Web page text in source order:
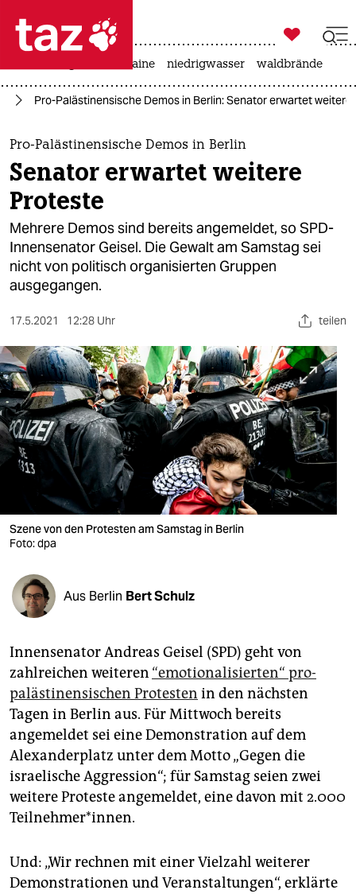
 taz zahl ich
taz zahl ich
themen
politik
öko
gesellschaft
kultur
sport
berlin
nord
wahrheit
verlag
verlag
veranstaltungen
fragen & hilfe
unterstützen
abo
genossenschaft
epaper login

taz zahl ich
krieg in der ukraine niedrigwasser waldbrände
Pro-Palästinensische Demos in Berlin: Senator erwartet
Pro-Palästinensische Demos in Berlin
Senator erwartet weitere
Proteste
Mehrere Demos sind bereits angemeldet, so SPD-
Innensenator Geisel. Die Gewalt am Samstag sei
nicht von politisch organisierten Gruppen
ausgegangen.
17.5.2021 12:28 Uhr teilen
Szene von den Protesten am Samstag in Berlin
Foto: dpa
Aus Berlin Bert Schulz
Innensenator Andreas Geisel (SPD) geht von
zahlreichen weiteren “emotionalisierten“ pro-
palästinensischen Protesten in den nächsten
Tagen in Berlin aus. Für Mittwoch bereits
angemeldet sei eine Demonstration auf dem
Alexanderplatz unter dem Motto „Gegen die
israelische Aggression“; für Samstag seien zwei
weitere Proteste angemeldet, eine davon mit 2.000
Teilnehmer*innen.
Und: „Wir rechnen mit einer Vielzahl weiterer
Demonstrationen und Veranstaltungen“, erklärte